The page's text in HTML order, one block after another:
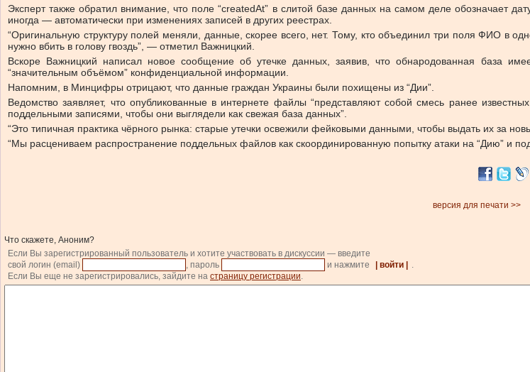
Эксперт также обратил внимание, что поле “createdAt” в слитой базе данных на самом деле обозначает
иногда — автоматически при изменениях записей в других реестрах.
“Оригинальную структуру полей меняли, данные, скорее всего, нет. Тому, кто объединил три поля ФИО
нужно вбить в голову гвоздь”, — отметил Важницкий.
Вскоре Важницкий написал новое сообщение об утечке данных, заявив, что обнародованная база
“значительным объёмом” конфиденциальной информации.
Напомним, в Минцифры отрицают, что данные граждан Украины были похищены из “Дии”.
Ведомство заявляет, что опубликованные в интернете файлы “представляют собой смесь ранее
поддельными записями, чтобы они выглядели как свежая база данных”.
“Это типичная практика чёрного рынка: старые утечки освежили фейковыми данными, чтобы выдать их за
“Мы расцениваем распространение поддельных файлов как скоординированную попытку атаки на “Дию” и
версия для печати >>
Что скажете, Аноним?
Если Вы зарегистрированный пользователь и хотите участвовать в дискуссии — введите
свой логин (email)
, пароль и нажмите | войти |
.
Если Вы еще не зарегистрировались, зайдите на страницу регистрации.